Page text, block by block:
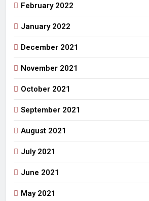
February 2022
January 2022
December 2021
November 2021
October 2021
September 2021
August 2021
July 2021
June 2021
May 2021